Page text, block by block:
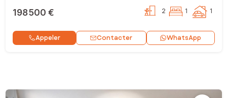
198 500 € 2 1 1
Appeler Contacter WhatsApp